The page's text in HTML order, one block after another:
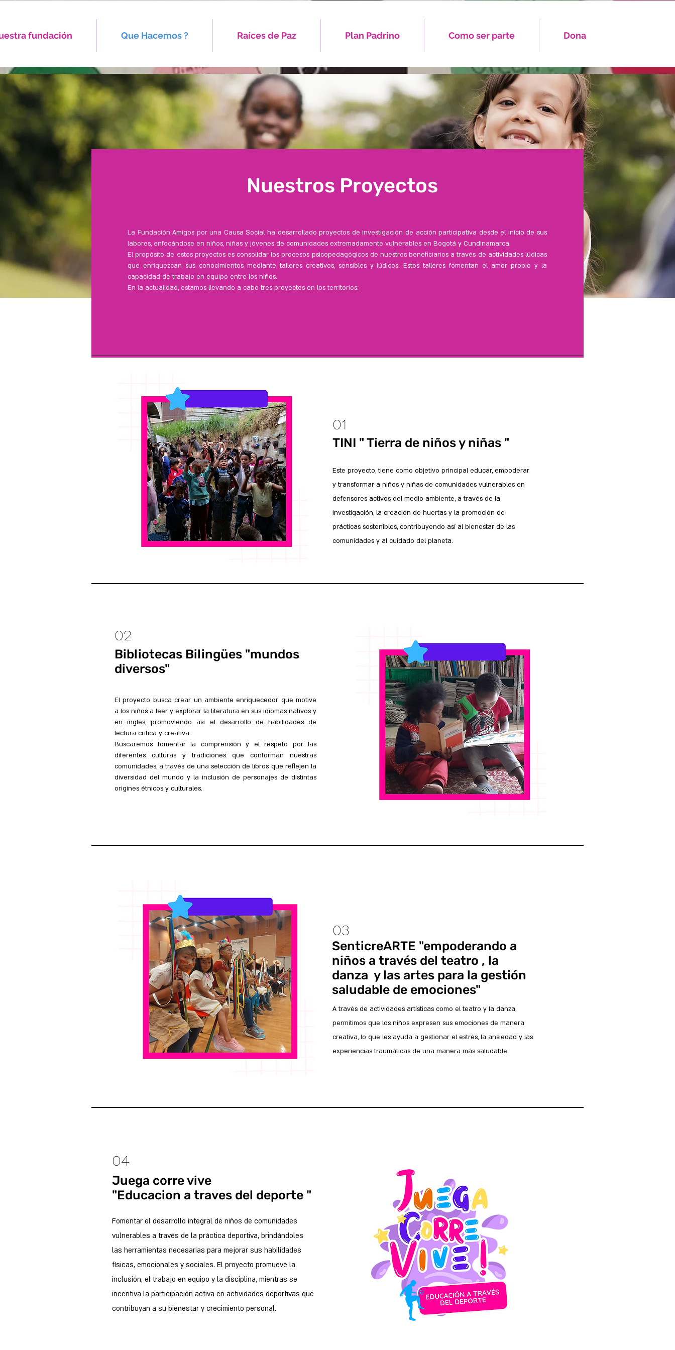
fundación Que Hacemos ? Raíces de Paz Plan Padrino Como ser parte Dona
Nuestros Proyectos
La Fundación Amigos por una Causa Social ha desarrollado proyectos de investigación de acción participativa desde el inicio de sus
labores, enfocándose en niños, niñas y jóvenes de comunidades extremadamente vulnerables en Bogotá y Cundinamarca.
El propósito de estos proyectos es consolidar los procesos psicopedagógicos de nuestros beneficiarios a través de actividades lúdicas
que enriquezcan sus conocimientos mediante talleres creativos, sensibles y lúdicos. Estos talleres fomentan el amor propio y la
capacidad de trabajo en equipo entre los niños.
En la actualidad, estamos llevando a cabo tres proyectos en los territorios:
01
TINI " Tierra de niños y niñas "
Este proyecto, tiene como objetivo principal educar, empoderar
y transformar a niños y niñas de comunidades vulnerables en
defensores activos del medio ambiente, a través de la
investigación, la creación de huertas y la promoción de
prácticas sostenibles, contribuyendo así al bienestar de las
comunidades y al cuidado del planeta.
02
Bibliotecas Bilingües "mundos
diversos"
El proyecto busca crear un ambiente enriquecedor que motive
a los niños a leer y explorar la literatura en sus idiomas nativos y
en inglés, promoviendo así el desarrollo de habilidades de
lectura crítica y creativa.
Buscaremos fomentar la comprensión y el respeto por las
diferentes culturas y tradiciones que conforman nuestras
comunidades, a través de una selección de libros que reflejen la
diversidad del mundo y la inclusión de personajes de distintas
origines étnicos y culturales.
03
SenticreARTE "empoderando a
niños a través del teatro , la
danza y las artes para la gestión
saludable de emociones"
A través de actividades artísticas como el teatro y la danza,
permitimos que los niños expresen sus emociones de manera
creativa, lo que les ayuda a gestionar el estrés, la ansiedad y las
experiencias traumáticas de una manera más saludable.
04
Juega corre vive
"Educacion a traves del deporte "
Fomentar el desarrollo integral de niños de comunidades
vulnerables a través de la práctica deportiva, brindándoles
las herramientas necesarias para mejorar sus habilidades
físicas, emocionales y sociales. El proyecto promueve la
inclusión, el trabajo en equipo y la disciplina, mientras se
incentiva la participación activa en actividades deportivas que
contribuyan a su bienestar y crecimiento personal.